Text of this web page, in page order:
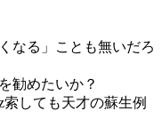
なる」ことも無いだろ
勧めたいか？
しても天才の蘇生例